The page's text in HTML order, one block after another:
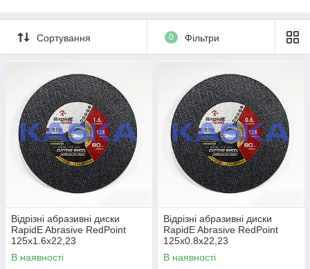
Сортування 0 Фільтри
Відрізні абразивні диски
RapidE Abrasive RedPoint
125x1.6x22,23
В наявності
Відрізні абразивні диски
RapidE Abrasive RedPoint
125x0.8x22,23
В наявності